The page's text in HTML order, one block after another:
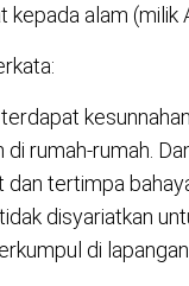
alam (milik
terdapat
rumah-rumah.
dan tertimpa
disyariatkan
di